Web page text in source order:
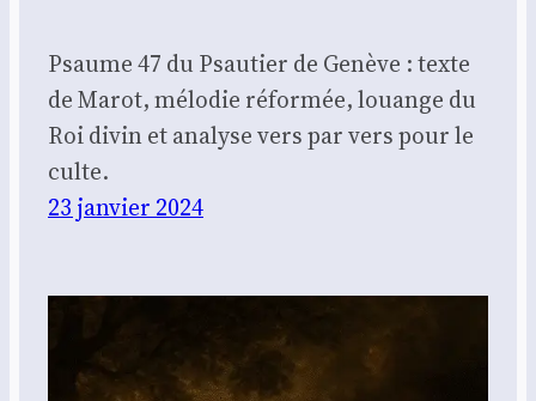
Psaume 47 du Psautier de Genève : texte
de Marot, mélodie réformée, louange du
Roi divin et analyse vers par vers pour le
culte.
23 janvier 2024